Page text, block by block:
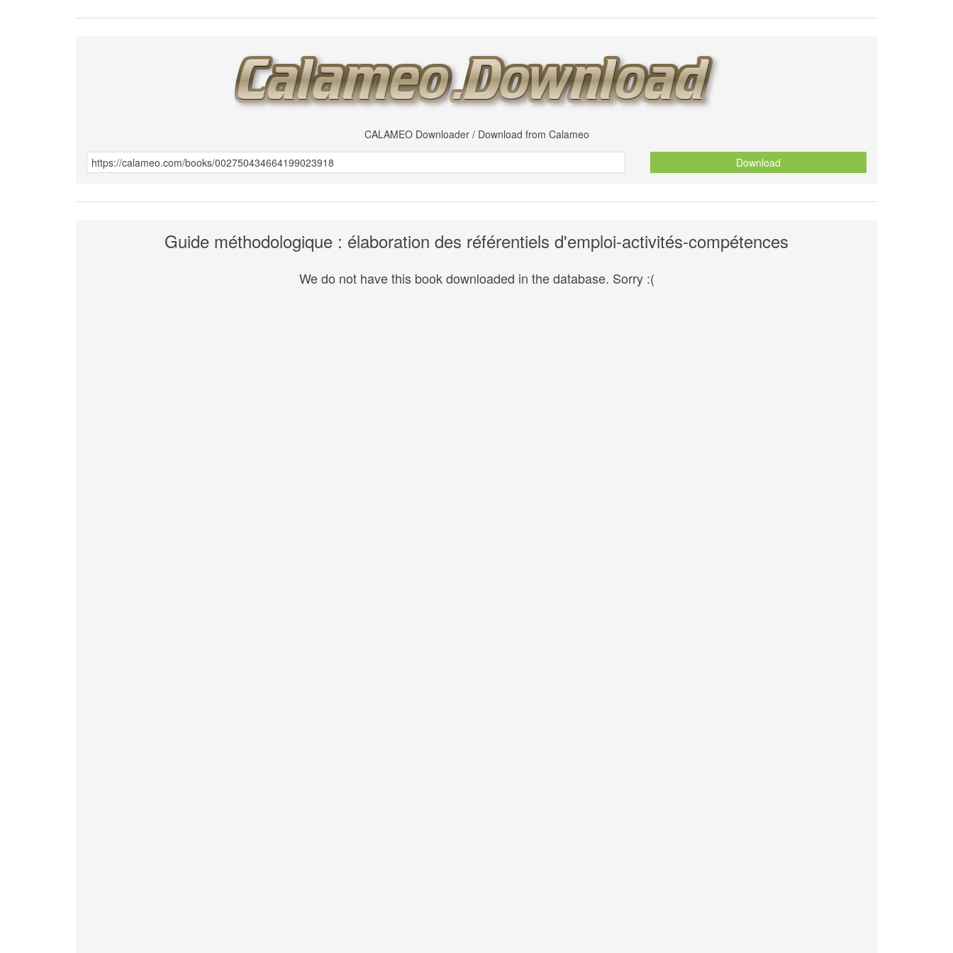
CALAMEO Downloader / Download from Calameo
Download
Guide méthodologique : élaboration des référentiels d'emploi-activités-compétences
We do not have this book downloaded in the database. Sorry :(